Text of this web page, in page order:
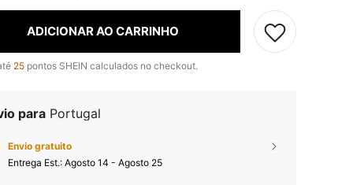
ADICIONAR AO CARRINHO
25 pontos SHEIN calculados no checkout.
para Portugal
Envio gratuito
Entrega Est.: Agosto 14 - Agosto 25